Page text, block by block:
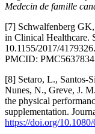
Medecin de famille
[7] Schwalfenberg
in Clinical Healthcare.
10.1155/2017/
PMCID:
[8] Setaro, L., Santos-
Nunes, N., Greve, J.
the physical
supplementation.
https://doi.org/